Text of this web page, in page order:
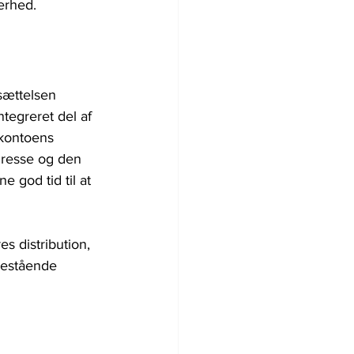
del af
og den
god tid til at
distribution,